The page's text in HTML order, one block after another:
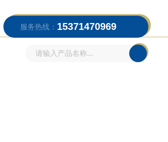
服务热线： 15371470969